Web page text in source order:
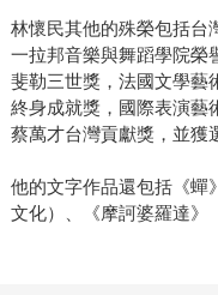
林懷民其他的殊榮包括台
一拉邦音樂與舞蹈學院榮
斐勒三世獎，法國文學藝
終身成就獎，國際表演藝
蔡萬才台灣貢獻獎，並獲
他的文字作品還包括《蟬
文化）、《摩訶婆羅達》